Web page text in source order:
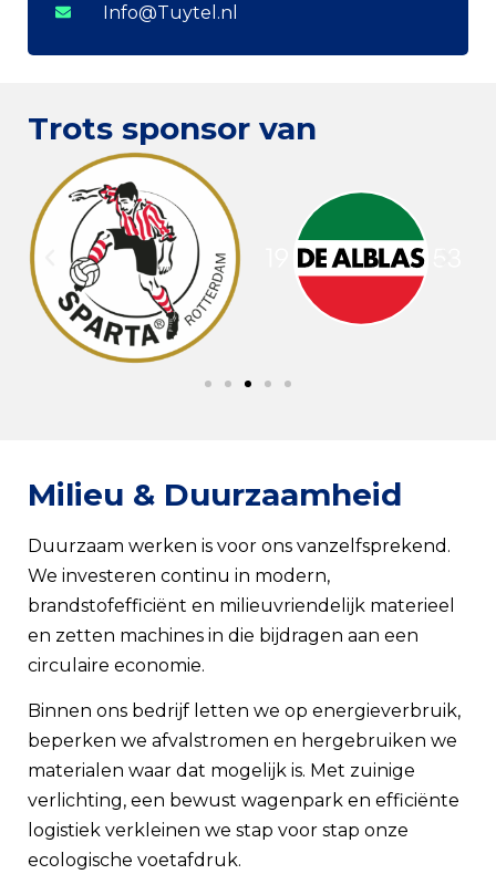
Info@Tuytel.nl
Trots sponsor van
Milieu & Duurzaamheid
Duurzaam werken is voor ons vanzelfsprekend.
We investeren continu in modern,
brandstofefficiënt en milieuvriendelijk materieel
en zetten machines in die bijdragen aan een
circulaire economie.
Binnen ons bedrijf letten we op energieverbruik,
beperken we afvalstromen en hergebruiken we
materialen waar dat mogelijk is. Met zuinige
verlichting, een bewust wagenpark en efficiënte
logistiek verkleinen we stap voor stap onze
ecologische voetafdruk.